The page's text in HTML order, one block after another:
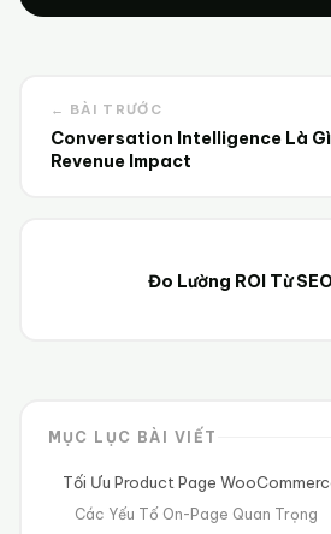
← BÀI TRƯỚC
Conversation Intelligence Là
Revenue Impact
Đo Lường ROI Từ
MỤC LỤC BÀI VIẾT
Tối Ưu Product Page
Các Yếu Tố On-Page Quan Trọng